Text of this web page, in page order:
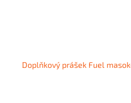
Doplňkový prášek Fuel